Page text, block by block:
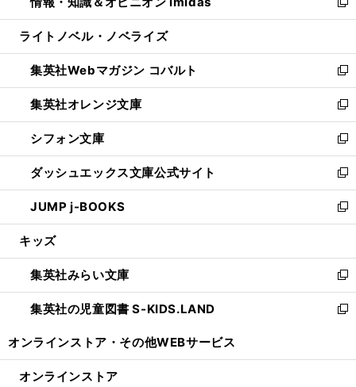
開
ド
ウ
開
く
ィ
ン
ウ
で
開
く
い
ウ
ン
ド
ウ
で
開
く
新
し
ウ
ィ
ン
ド
ウ
で
開
く
ライトノベル・ノベライズ
集英社Webマガジン コバルト
新
し
い
ウ
ィ
ン
ド
ウ
で
開
集英社オレンジ文庫
新
し
い
ウ
ィ
ン
ド
ウ
開
く
シフォン文庫
新
し
い
ウ
ィ
ン
ウ
で
開
く
ダッシュエックス文庫公式サイト
新
し
い
ウ
ン
ド
ウ
で
JUMP j-BOOKS
新
し
ウ
ィ
ン
ド
開
キッズ
集英社みらい文庫
新
し
い
ン
集英社の児童図書 S-KIDS.LAND
新
ウ
オンラインストア・ その他WEBサービス
オンラインストア